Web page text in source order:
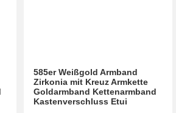
585er Weißgold Armband
Zirkonia mit Kreuz Armkette
Goldarmband Kettenarmband
Kastenverschluss Etui